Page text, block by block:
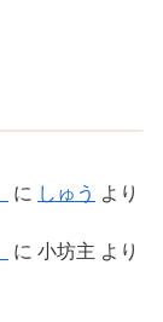
に しゅう より
に 小坊主 より